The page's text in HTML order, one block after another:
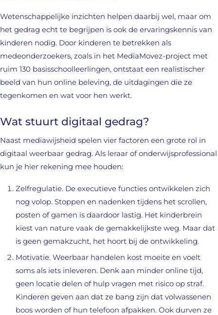
Wetenschappelijke inzichten helpen daarbij wel, maar om
het gedrag echt te begrijpen is ook de ervaringskennis van
kinderen nodig. Door kinderen te betrekken als
medeonderzoekers, zoals in het MediaMovez-project met
ruim 130 basisschoolleerlingen, ontstaat een realistischer
beeld van hun online beleving, de uitdagingen die ze
tegenkomen en wat voor hen werkt.
Wat stuurt digitaal gedrag?
Naast mediawijsheid spelen vier factoren een grote rol in
digitaal weerbaar gedrag. Als leraar of onderwijsprofessional
kun je hier rekening mee houden:
Zelfregulatie. De executieve functies ontwikkelen zich
nog volop. Stoppen en nadenken tijdens het scrollen,
posten of gamen is daardoor lastig. Het kinderbrein
kiest van nature vaak de gemakkelijkste weg. Maar dat
is geen gemakzucht, het hoort bij de ontwikkeling.
Motivatie. Weerbaar handelen kost moeite en voelt
soms als iets inleveren. Denk aan minder online tijd,
geen locatie delen of hulp vragen met risico op straf.
Kinderen geven aan dat ze bang zijn dat volwassenen
boos worden of hun telefoon afpakken. Ook durven ze